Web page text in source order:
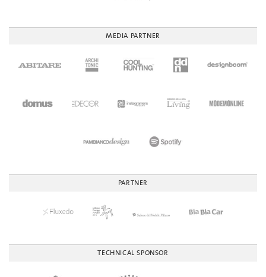
MEDIA PARTNER
PARTNER
TECHNICAL SPONSOR